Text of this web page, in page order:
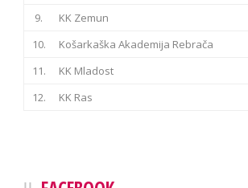
9.
KK Zemun
10.
Košarkaška Akademija Rebrača
11.
KK Mladost
12.
KK Ras